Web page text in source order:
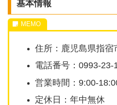
基本情報
住所：鹿児島県指宿
電話番号：0993-23-
営業時間：9:00-
定休日：年中無休